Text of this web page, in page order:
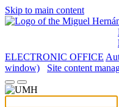
Skip to main content
ELECTRONIC OFFICE
window)
Site content